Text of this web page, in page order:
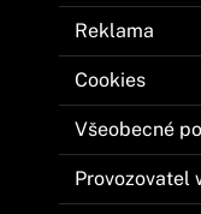
Reklama
Cookies
Všeobecné
Provozovatel